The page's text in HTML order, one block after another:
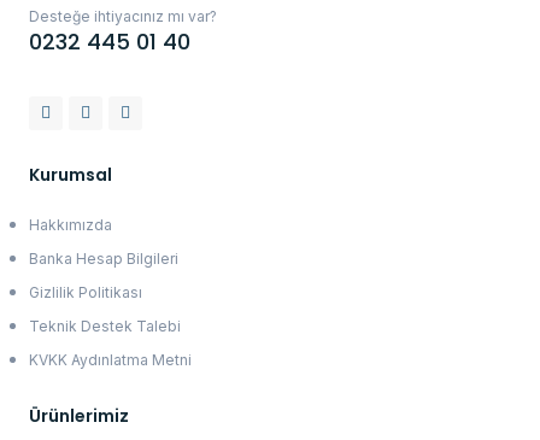
Desteğe ihtiyacınız mı var?
0232 445 01 40
Kurumsal
Hakkımızda
Banka Hesap Bilgileri
Gizlilik Politikası
Teknik Destek Talebi
KVKK Aydınlatma Metni
Ürünlerimiz